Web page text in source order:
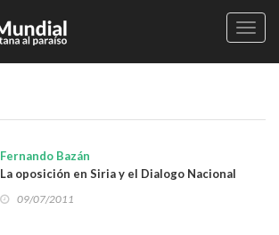
Fernando Bazán
La oposición en Siria y el Dialogo Nacional
09/07/2011